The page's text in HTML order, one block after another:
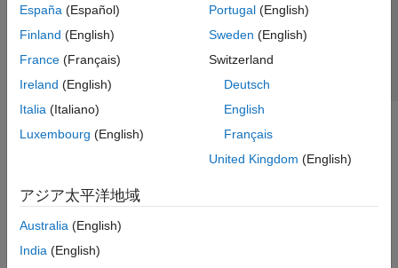
España (Español)
Finland (English)
France (Français)
Ireland (English)
Italia (Italiano)
Luxembourg (English)
Portugal(English)
Sweden (English)
Switzerland
Deutsch
English
Français
United Kingdom (English)
アジア太平洋地域
Australia (English)
India (English)